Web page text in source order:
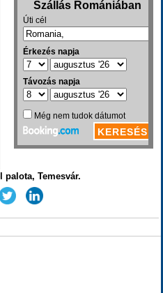
palota, Temesvár.